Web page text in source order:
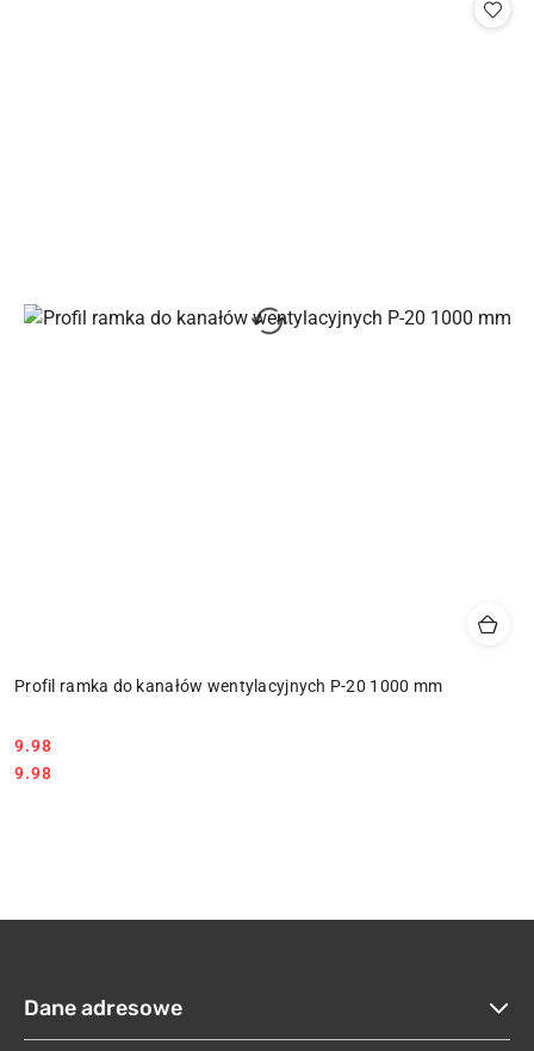
Profil ramka do kanałów wentylacyjnych P-20 1000 mm
Cena:
9.98
Cena:
9.98
Dane adresowe